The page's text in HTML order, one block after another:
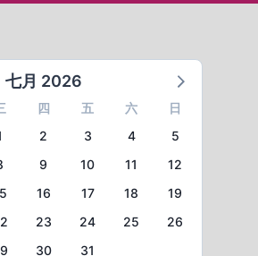
七月 2026
四 五 六
日
2 3 4
5
9 10 11
12
16 17 18
19
23 24 25
26
30 31